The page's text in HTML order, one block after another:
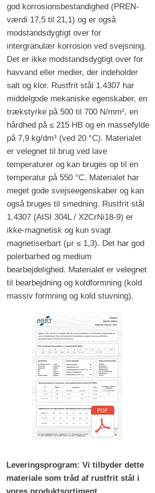
god korrosionsbestandighed (PREN-
værdi 17,5 til 21,1) og er også
modstandsdygtigt over for
intergranulær korrosion ved svejsning.
Det er ikke modstandsdygtigt over for
havvand eller medier, der indeholder
salt og klor. Rustfrit stål 1.4307 har
middelgode mekaniske egenskaber, en
trækstyrke på 500 til 700 N/mm², en
hårdhed på ≤ 215 HB og en massefylde
på 7,9 kg/dm³ (ved 20 °C). Materialet
er velegnet til brug ved lave
temperaturer og kan bruges op til en
temperatur på 550 °C. Materialet har
meget gode svejseegenskaber og kan
også bruges til smedning. Rustfrit stål
1.4307 (AISI 304L / X2CrNi18-9) er
ikke-magnetisk og kun svagt
magnetiserbart (μr ≤ 1,3). Det har god
polerbarhed og medium
bearbejdelighed. Materialet er velegnet
til bearbejdning og koldformning (kold
massiv formning og kold stuvning).
Leveringsprogram: Vi tilbyder dette
materiale som tråd af rustfrit stål i